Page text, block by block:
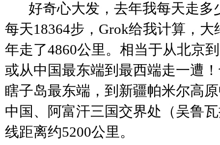
好奇心大发，去年我每天走多
每天18364步，Grok给我计算，大
年走了4860公里。相当于从北京
或从中国最东端到最西端走一遭
瞎子岛最东端，到新疆帕米尔高
中国、阿富汗三国交界处（吴鲁
线距离约5200公里。